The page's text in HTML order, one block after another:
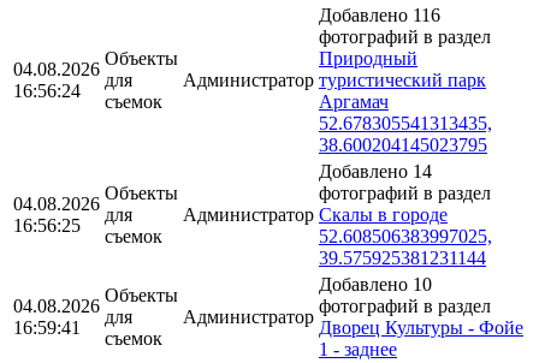
04.08.2026
16:56:24
Объекты
для
съемок
Администратор
Добавлено 116
фотографий в раздел
Природный
туристический парк
Аргамач
52.678305541313435,
38.600204145023795
04.08.2026
16:56:25
Объекты
для
съемок
Администратор
Добавлено 14
фотографий в раздел
Скалы в городе
52.608506383997025,
39.575925381231144
04.08.2026
16:59:41
Объекты
для
съемок
Администратор
Добавлено 10
фотографий в раздел
Дворец Культуры - Фойе
1 - заднее